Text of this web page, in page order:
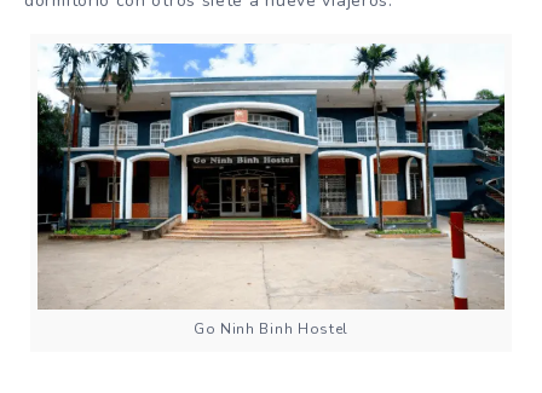
Go Ninh Binh Hostel